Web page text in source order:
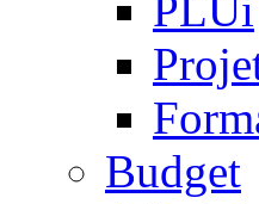
Budget